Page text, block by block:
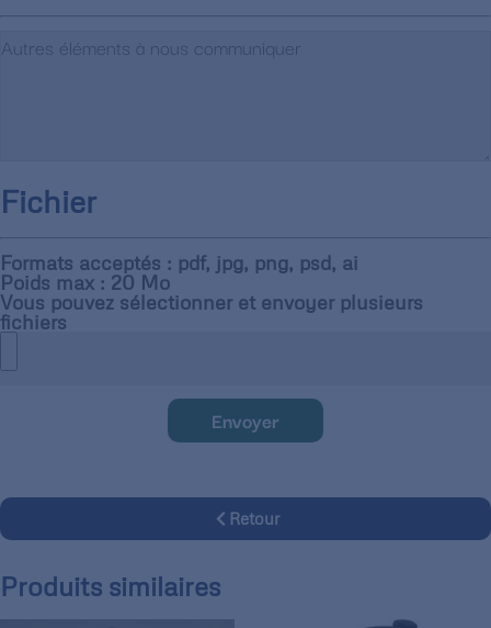
Fichier
Formats acceptés : pdf, jpg, png, psd, ai
Poids max : 20 Mo
Vous pouvez sélectionner et envoyer plusieurs
fichiers
Envoyer
Retour
Produits similaires